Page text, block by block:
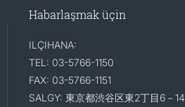
Habarlaşmak üçin
ILÇIHANA:
TEL: 03-5766-1150
FAX: 03-5766-1151
SALGY: 東京都渋谷区東2丁目6－14